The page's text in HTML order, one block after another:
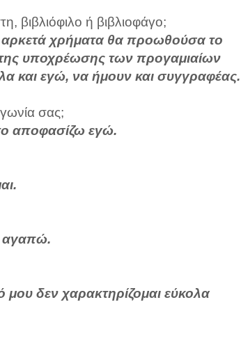
βιβλιόφιλο ή βιβλιοφάγο;
χρήματα θα προωθούσα το
υποχρέωσης των προγαμιαίων
και εγώ, να ήμουν και συγγραφέας.
σας;
αποφασίζω εγώ.
αγαπώ.
δεν χαρακτηρίζομαι εύκολα